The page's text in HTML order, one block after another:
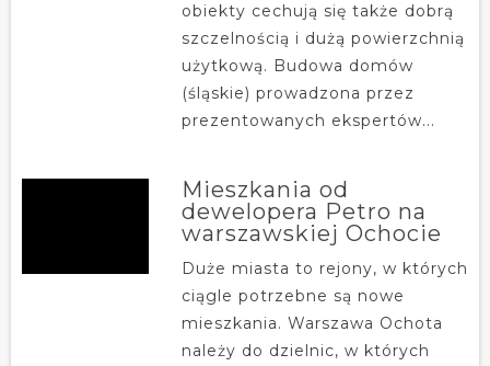
obiekty cechują się także dobrą
szczelnością i dużą powierzchnią
użytkową. Budowa domów
(śląskie) prowadzona przez
prezentowanych ekspertów...
Mieszkania od
dewelopera Petro na
warszawskiej Ochocie
Duże miasta to rejony, w których
ciągle potrzebne są nowe
mieszkania. Warszawa Ochota
należy do dzielnic, w których